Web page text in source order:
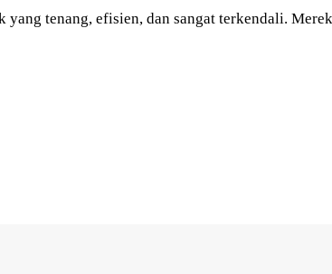
tenang, efisien, dan sangat terkendali.